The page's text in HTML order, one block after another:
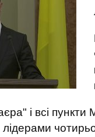
і всі пункти